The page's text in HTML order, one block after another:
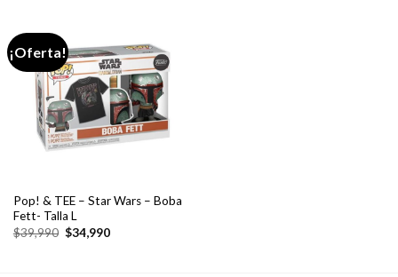
¡Oferta!
Pop! & TEE – Star Wars – Boba
Fett- Talla L
$39,990 El
precio
$34,990El